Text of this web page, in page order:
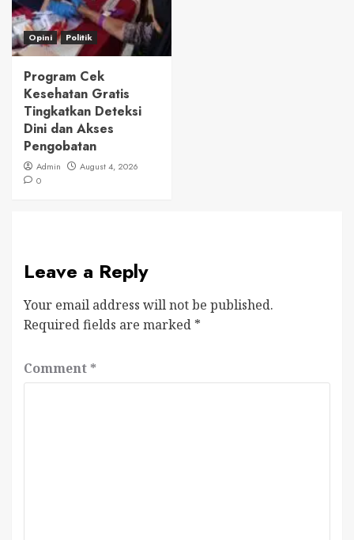
Opini Politik
Program Cek
Kesehatan Gratis
Tingkatkan Deteksi
Dini dan Akses
Pengobatan
Admin
August 4, 2026
0
Leave a Reply
Your email address will not be published.
Required fields are marked *
Comment *